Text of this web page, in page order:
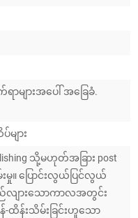
များအပေါ် အခြေခံ.
ျား
သို့မဟုတ်အခြား post
ပြောင်းလွယ်ပြင်လွယ်
လျားသောကာလအတွင်း
န်းသိမ်းခြင်းဟူသော